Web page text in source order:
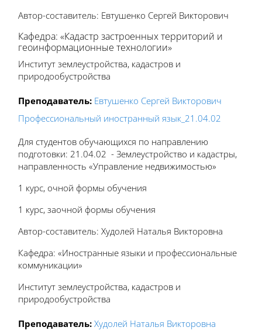
Автор-составитель: Евтушенко Сергей Викторович
Кафедра: «Кадастр застроенных территорий и
геоинформационные технологии»
Институт землеустройства, кадастров и
природообустройства
Преподаватель: Евтушенко Сергей Викторович
Профессиональный иностранный язык_21.04.02
Для студентов обучающихся по направлению
подготовки: 21.04.02 - Землеустройство и кадастры,
направленность «Управление недвижимостью»
1 курс, очной формы обучения
1 курс, заочной формы обучения
Автор-составитель: Худолей Наталья Викторовна
Кафедра: «Иностранные языки и профессиональные
коммуникации»
Институт землеустройства, кадастров и
природообустройства
Преподаватель: Худолей Наталья Викторовна